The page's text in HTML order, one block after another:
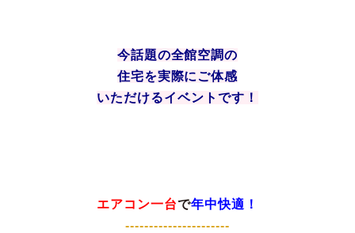
今話題の全館空調の
住宅を実際にご体感
いただけるイベントです！
エアコン一台で
----------------------